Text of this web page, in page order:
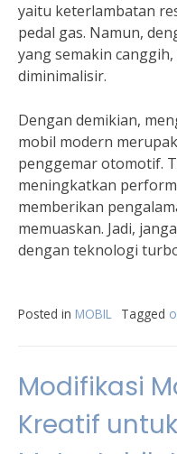
yaitu keterlambatan
pedal gas. Namun,
yang semakin
diminimalisir.
Dengan demikian,
mobil modern
penggemar otomotif.
meningkatkan
memberikan
memuaskan. Jadi,
dengan teknologi
Posted in MOBIL Tagged
Modifikasi
Kreatif